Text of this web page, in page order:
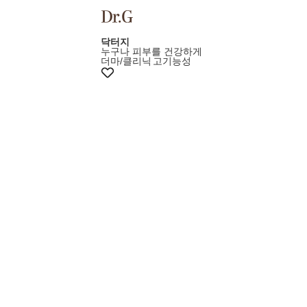
+10%쿠폰
닥터지
누구나 피부를 건강하게
더마/클리닉 고기능성